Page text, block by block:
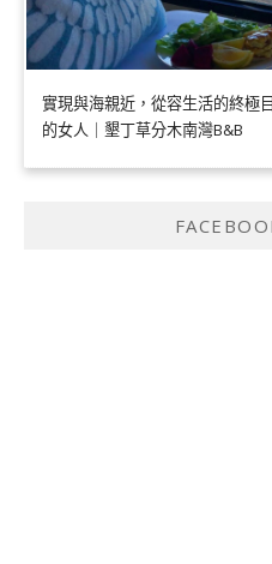
實現與海親近，從容生活的終極
的女人｜墾丁草分木南灣B&B